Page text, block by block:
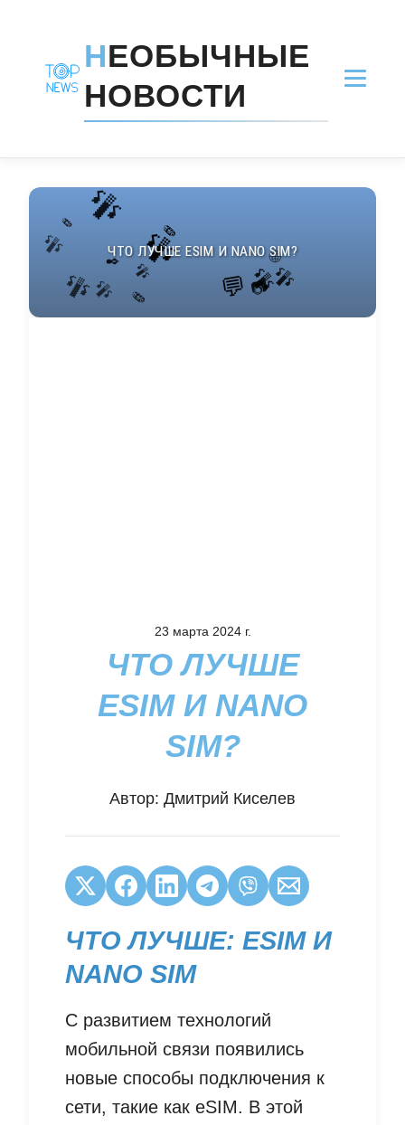
НЕОБЫЧНЫЕ
НОВОСТИ
23 марта 2024 г.
ЧТО ЛУЧШЕ
ESIM И NANO
SIM?
Автор: Дмитрий Киселев
ЧТО ЛУЧШЕ: ESIM И
NANO SIM
С развитием технологий
мобильной связи появились
новые способы подключения к
сети, такие как eSIM. В этой